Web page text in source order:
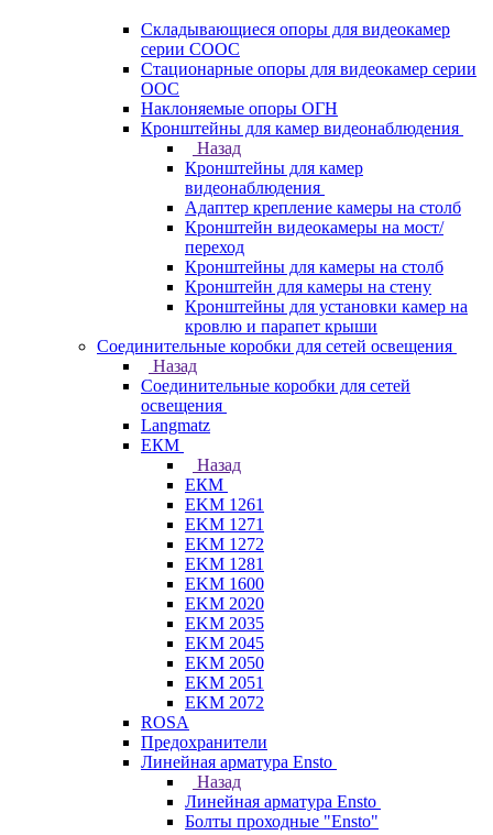
Складывающиеся опоры для видеокамер
серии СООС
Стационарные опоры для видеокамер серии
ООС
Наклоняемые опоры ОГН
Кронштейны для камер видеонаблюдения
Назад
Кронштейны для камер
видеонаблюдения
Адаптер крепление камеры на столб
Кронштейн видеокамеры на мост/
переход
Кронштейны для камеры на столб
Кронштейн для камеры на стену
Кронштейны для установки камер на
кровлю и парапет крыши
Соединительные коробки для сетей освещения
Назад
Соединительные коробки для сетей
освещения
Langmatz
ЕКМ
Назад
ЕКМ
EKM 1261
EKM 1271
EKM 1272
EKM 1281
EKM 1600
EKM 2020
EKM 2035
EKM 2045
EKM 2050
EKM 2051
EKM 2072
ROSA
Предохранители
Линейная арматура Ensto
Назад
Линейная арматура Ensto
Болты проходные "Ensto"